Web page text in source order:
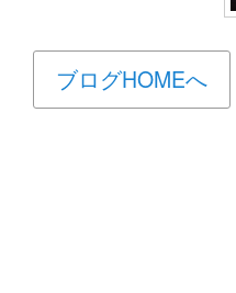
ブログHOMEへ